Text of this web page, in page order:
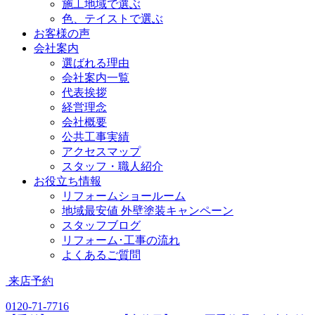
施工地域で選ぶ
色、テイストで選ぶ
お客様の声
会社案内
選ばれる理由
会社案内一覧
代表挨拶
経営理念
会社概要
公共工事実績
アクセスマップ
スタッフ・職人紹介
お役立ち情報
リフォームショールーム
地域最安値 外壁塗装キャンペーン
スタッフブログ
リフォーム･工事の流れ
よくあるご質問
来店予約
0120-71-7716